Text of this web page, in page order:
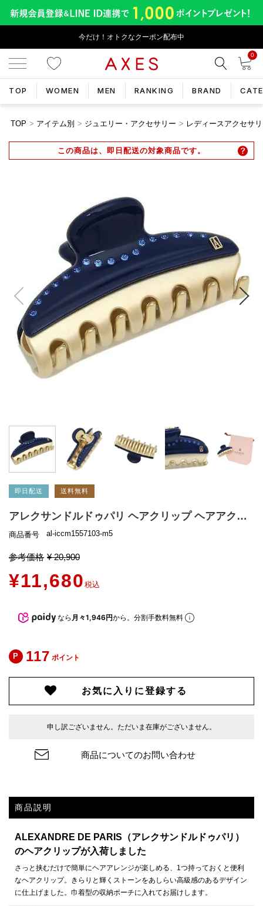
今だけ！オトクなクーポン配布中
0
TOP WOMEN MEN RANKING BRAND
TOP アイテム別 ジュエリー・アクセサリー レディースアクセサ
この商品は、即日配送の対象商品です。
即日配送 送料無料
アレクサンドルドゥパリ ヘアクリップ ヘアアクセサリー ヴァンドーム Mサイズ ネイビー レディース ALEXANDRE DE PARIS ICCM1557103 M5
商品番号 al-iccm1557103-m5
参考価格 ¥ 20,900
¥11,680 税込
なら 月々1,946円から。分割手数料無料
117 ポイント
お気に入りに登録する
申し訳ございません。ただいま在庫がございません。
商品についてのお問い合わせ
商品説明
ALEXANDRE DE PARIS（アレクサンドルドゥパリ）
のヘアクリップが入荷しました
さっと挟むだけで簡単にヘアアレンジが楽しめる、1つ持っておくと便利
なヘアクリップ。きらりと輝くストーンをあしらい高級感のあるデザイン
に仕上げました。巾着型の収納ポーチに入れてお届けします。